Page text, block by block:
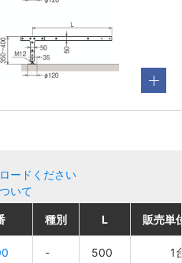
ードください
いて
種別 L 販売単
- 500 1
種別 L 販売単
- 500 1
種別 L 販売単
- 500 1
種別 L 販売単
- 500 1